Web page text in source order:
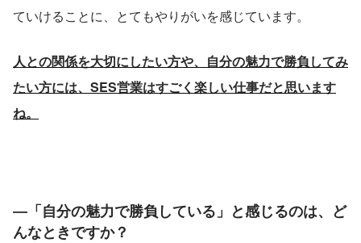
ていけることに、とてもやりがいを感じています。
人との関係を大切にしたい方や、自分の魅力で勝負してみ
たい方には、SES営業はすごく楽しい仕事だと思います
ね。
―「自分の魅力で勝負している」と感じるのは、ど
んなときですか？